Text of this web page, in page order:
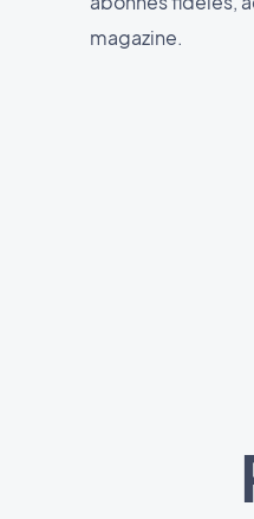
magazine.